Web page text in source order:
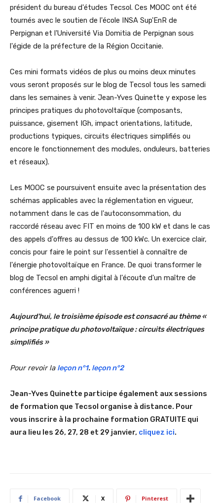
président du bureau d'études Tecsol. Ces MOOC ont été
tournés avec le soutien de l'école INSA Sup'EnR de
Perpignan et l'Université Via Domitia de Perpignan sous
l'égide de la préfecture de la Région Occitanie.
Ces mini formats vidéos de plus ou moins deux minutes
vous seront proposés sur le blog de Tecsol tous les samedi
dans les semaines à venir. Jean-Yves Quinette y expose les
principes pratiques du photovoltaïque (composants,
puissance, gisement IGh, impact orientations, latitude,
productions typiques, circuits électriques simplifiés ou
encore le fonctionnement des modules, onduleurs, batteries
et réseaux).
Les MOOC se poursuivent ensuite avec la présentation des
schémas applicables avec la réglementation en vigueur,
notamment dans le cas de l'autoconsommation, du
raccordé réseau avec FIT en moins de 100 kW et dans le cas
des appels d'offres au dessus de 100 kWc. Un exercice clair,
concis pour faire le point sur l'essentiel à connaître de
l'énergie photovoltaïque en France. De quoi transformer le
blog de Tecsol en amphi digital à l'écoute d'un maître de
conférences aguerri !
Aujourd'hui, le troisième épisode est consacré au thème «
principe pratique du photovoltaïque : circuits électriques
simplifiés »
Pour revoir la leçon n°1. leçon n°2
Jean-Yves Quinette participe également aux sessions
de formation que Tecsol organise à distance. Pour
vous inscrire à la prochaine formation GRATUITE qui
aura lieu les 26, 27, 28 et 29 janvier, cliquez ici.
Facebook X Pinterest